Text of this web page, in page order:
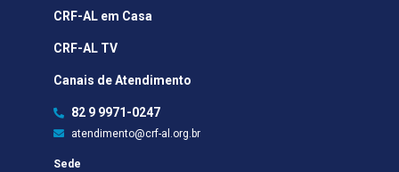
CRF-AL em Casa
CRF-AL TV
Canais de Atendimento
82 9 9971-0247
atendimento@crf-al.org.br
Sede